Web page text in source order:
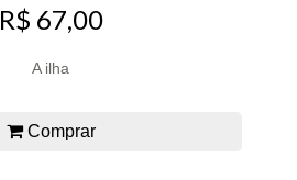
R$ 67,00
A ilha
Comprar